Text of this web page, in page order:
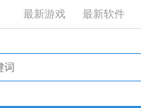
最新游戏 最新软件